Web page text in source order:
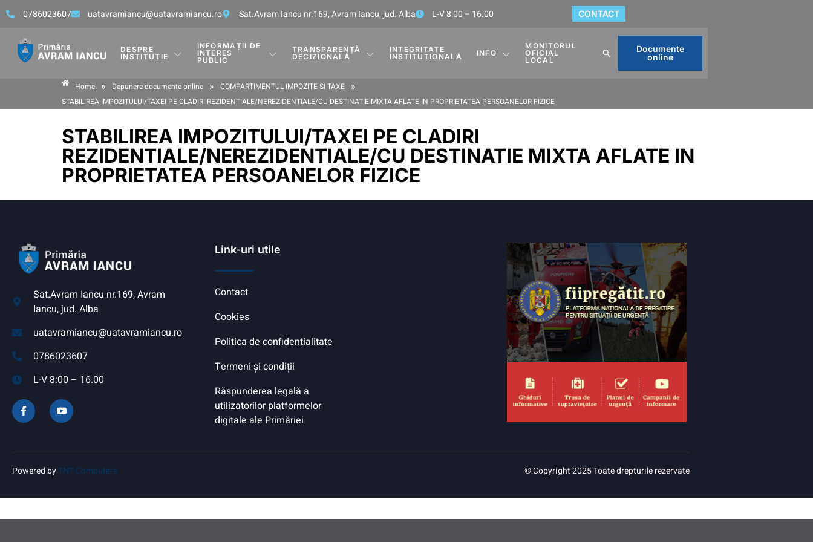
0786023607 uatavramiancu@uatavramiancu.ro Sat.Avram Iancu nr.169, Avram Iancu, jud. Alba L-V 8:00 – 16.00 CONTACT
DESPRE
INSTITUȚIE
INFORMAȚII DE
INTERES
PUBLIC
TRANSPARENȚĂ
DECIZIONALĂ
INTEGRITATE
INSTITUȚIONALĂ
INFO
MONITORUL
OFICIAL
LOCAL
Documente
online
Home » Depunere documente online » COMPARTIMENTUL IMPOZITE SI TAXE »
STABILIREA IMPOZITULUI/TAXEI PE CLADIRI REZIDENTIALE/NEREZIDENTIALE/CU DESTINATIE MIXTA AFLATE IN PROPRIETATEA PERSOANELOR FIZICE
STABILIREA IMPOZITULUI/TAXEI PE CLADIRI
REZIDENTIALE/NEREZIDENTIALE/CU DESTINATIE MIXTA AFLATE IN
PROPRIETATEA PERSOANELOR FIZICE
Sat.Avram Iancu nr.169, Avram
Iancu, jud. Alba
uatavramiancu@uatavramiancu.ro
0786023607
L-V 8:00 – 16.00
Link-uri utile
Contact
Cookies
Politica de confidentialitate
Termeni și condiții
Răspunderea legală a
utilizatorilor platformelor
digitale ale Primăriei
Powered byTNT Computers © Copyright 2025 Toate drepturile rezervate